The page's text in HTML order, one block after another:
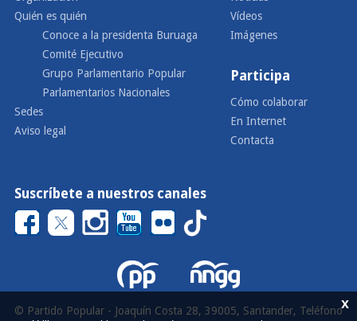
Quién es quién
Conoce a la presidenta Buruaga
Comité Ejecutivo
Grupo Parlamentario Popular
Parlamentarios Nacionales
Sedes
Aviso legal
Vídeos
Imágenes
Participa
Cómo colaborar
En Internet
Contacta
Suscríbete a nuestros canales
© Partido Popular - Joaquín Costa 28, 39005, Santander, Teléfonox